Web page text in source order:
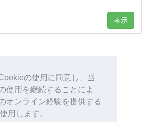
の使用に同意し、当
使用を継続することによ
オンライン経験を提供する
用します。
表示